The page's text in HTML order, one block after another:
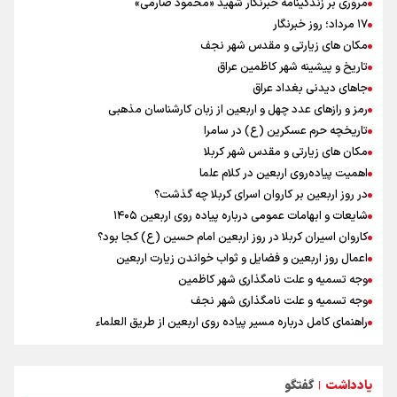
خوشرنگ‌ترین مدال‌ها به ایران برگردیم
۱۷ مرداد؛ روز خبرنگار
مکان های زیارتی و مقدس شهر نجف
تاریخ و پیشینه شهر کاظمین عراق
جاهای دیدنی بغداد عراق
رمز و رازهای عدد چهل و اربعین از زبان کارشناسان مذهبی
تاریخچه حرم عسکرین (ع) در سامرا
مکان های زیارتی و مقدس شهر کربلا
اهمیت پیاده‌روی اربعین در کلام علما
در روز اربعین بر کاروان اسرای کربلا چه گذشت؟
شایعات و ابهامات عمومی درباره پیاده روی اربعین ۱۴۰۵
کاروان اسیران کربلا در روز اربعین امام حسین (ع) کجا بود؟
اعمال روز اربعین و فضایل و ثواب خواندن زیارت اربعین
وجه تسمیه و علت نامگذاری شهر کاظمین
وجه تسمیه و علت نامگذاری شهر نجف
راهنمای کامل درباره مسیر پیاده روی اربعین از طریق العلماء
بهترین موکب‌های ایرانی در پیاده روی اربعین ۱۴۰۵
یادداشت | گفتگو